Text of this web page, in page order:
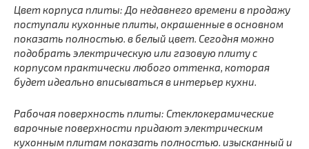
Цвет корпуса плиты: До недавнего времени в продажу
поступали кухонные плиты, окрашенные в основном
показать полностью. в белый цвет. Сегодня можно
подобрать электрическую или газовую плиту с
корпусом практически любого оттенка, которая
будет идеально вписываться в интерьер кухни.
Рабочая поверхность плиты: Стеклокерамические
варочные поверхности придают электрическим
кухонным плитампоказать полностью. изысканный и